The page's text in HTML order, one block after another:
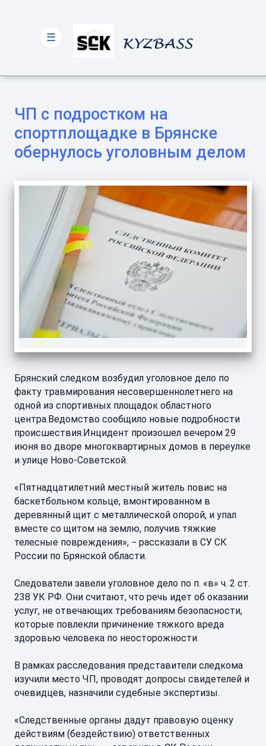
ЧП с подростком на
спортплощадке в Брянске
обернулось уголовным делом
Брянский следком возбудил уголовное дело по
факту травмирования несовершеннолетнего на
одной из спортивных площадок областного
центра.Ведомство сообщило новые подробности
происшествия.Инцидент произошел вечером 29
июня во дворе многоквартирных домов в переулке
и улице Ново-Советской.
«Пятнадцатилетний местный житель повис на
баскетбольном кольце, вмонтированном в
деревянный щит с металлической опорой, и упал
вместе со щитом на землю, получив тяжкие
телесные повреждения», − рассказали в СУ СК
России по Брянской области.
Следователи завели уголовное дело по п. «в» ч. 2 ст.
238 УК РФ. Они считают, что речь идет об оказании
услуг, не отвечающих требованиям безопасности,
которые повлекли причинение тяжкого вреда
здоровью человека по неосторожности.
В рамках расследования представители следкома
изучили место ЧП, проводят допросы свидетелей и
очевидцев, назначили судебные экспертизы.
«Следственные органы дадут правовую оценку
действиям (бездействию) ответственных
☰